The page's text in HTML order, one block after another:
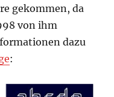
gekommen, da
von ihm
dazu
: